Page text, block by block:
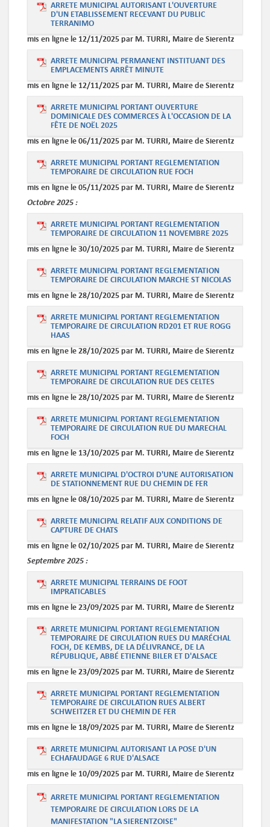
ARRETE MUNICIPAL AUTORISANT L'OUVERTURE
D'UN ETABLISSEMENT RECEVANT DU PUBLIC
TERRANIMO
mis en ligne le 12/11/2025 par M. TURRI, Maire de Sierentz
ARRETE MUNICIPAL PERMANENT INSTITUANT DES
EMPLACEMENTS ARRÊT MINUTE
mis en ligne le 12/11/2025 par M. TURRI, Maire de Sierentz
ARRETE MUNICIPAL PORTANT OUVERTURE
DOMINICALE DES COMMERCES À L'OCCASION DE LA
FÊTE DE NOËL 2025
mis en ligne le 06/11/2025 par M. TURRI, Maire de Sierentz
ARRETE MUNICIPAL PORTANT REGLEMENTATION
TEMPORAIRE DE CIRCULATION RUE FOCH
mis en ligne le 05/11/2025 par M. TURRI, Maire de Sierentz
Octobre2025 :
ARRETE MUNICIPAL PORTANT REGLEMENTATION
TEMPORAIRE DE CIRCULATION 11 NOVEMBRE 2025
mis en ligne le 30/10/2025 par M. TURRI, Maire de Sierentz
ARRETE MUNICIPAL PORTANT REGLEMENTATION
TEMPORAIRE DE CIRCULATION MARCHE ST NICOLAS
mis en ligne le 28/10/2025 par M. TURRI, Maire de Sierentz
ARRETE MUNICIPAL PORTANT REGLEMENTATION
TEMPORAIRE DE CIRCULATION RD201 ET RUE ROGG
HAAS
mis en ligne le 28/10/2025 par M. TURRI, Maire de Sierentz
ARRETE MUNICIPAL PORTANT REGLEMENTATION
TEMPORAIRE DE CIRCULATION RUE DES CELTES
mis en ligne le 28/10/2025 par M. TURRI, Maire de Sierentz
ARRETE MUNICIPAL PORTANT REGLEMENTATION
TEMPORAIRE DE CIRCULATION RUE DU MARECHAL
FOCH
mis en ligne le 13/10/2025 par M. TURRI, Maire de Sierentz
ARRETE MUNICIPAL D'OCTROI D'UNE AUTORISATION
DE STATIONNEMENT RUE DU CHEMIN DE FER
mis en ligne le 08/10/2025 par M. TURRI, Maire de Sierentz
ARRETE MUNICIPAL RELATIF AUX CONDITIONS DE
CAPTURE DE CHATS
mis en ligne le 02/10/2025 par M. TURRI, Maire de Sierentz
Septembre2025 :
ARRETE MUNICIPAL TERRAINS DE FOOT
IMPRATICABLES
mis en ligne le 23/09/2025 par M. TURRI, Maire de Sierentz
ARRETE MUNICIPAL PORTANT REGLEMENTATION
TEMPORAIRE DE CIRCULATION RUES DU MARÉCHAL
FOCH, DE KEMBS, DE LA DÉLIVRANCE, DE LA
RÉPUBLIQUE, ABBÉ ETIENNE BILER ET D'ALSACE
mis en ligne le 23/09/2025 par M. TURRI, Maire de Sierentz
ARRETE MUNICIPAL PORTANT REGLEMENTATION
TEMPORAIRE DE CIRCULATION RUES ALBERT
SCHWEITZER ET DU CHEMIN DE FER
mis en ligne le 18/09/2025 par M. TURRI, Maire de Sierentz
ARRETE MUNICIPAL AUTORISANT LA POSE D'UN
ECHAFAUDAGE 6 RUE D'ALSACE
mis en ligne le 10/09/2025 par M. TURRI, Maire de Sierentz
ARRETE MUNICIPAL PORTANT REGLEMENTATION
TEMPORAIRE DE CIRCULATION LORS DE LA
MANIFESTATION "LA SIERENTZOISE"